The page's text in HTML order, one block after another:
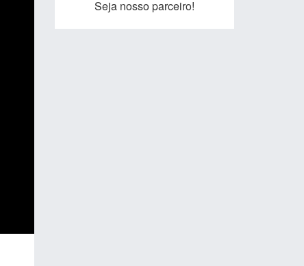
Seja nosso parceiro!